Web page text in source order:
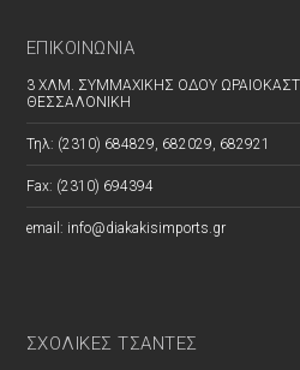
ΕΠΙΚΟΙΝΩΝΊΑ
3 ΧΛΜ. ΣΥΜΜΑΧΙΚΗΣ ΟΔΟΥ
ΘΕΣΣΑΛΟΝΙΚΗ
Τηλ: (2310) 684829, 682029, 682921
Fax: (2310) 694394
email: info@diakakisimports.gr
ΣΧΟΛΙΚΕΣ ΤΣΑΝΤΕΣ